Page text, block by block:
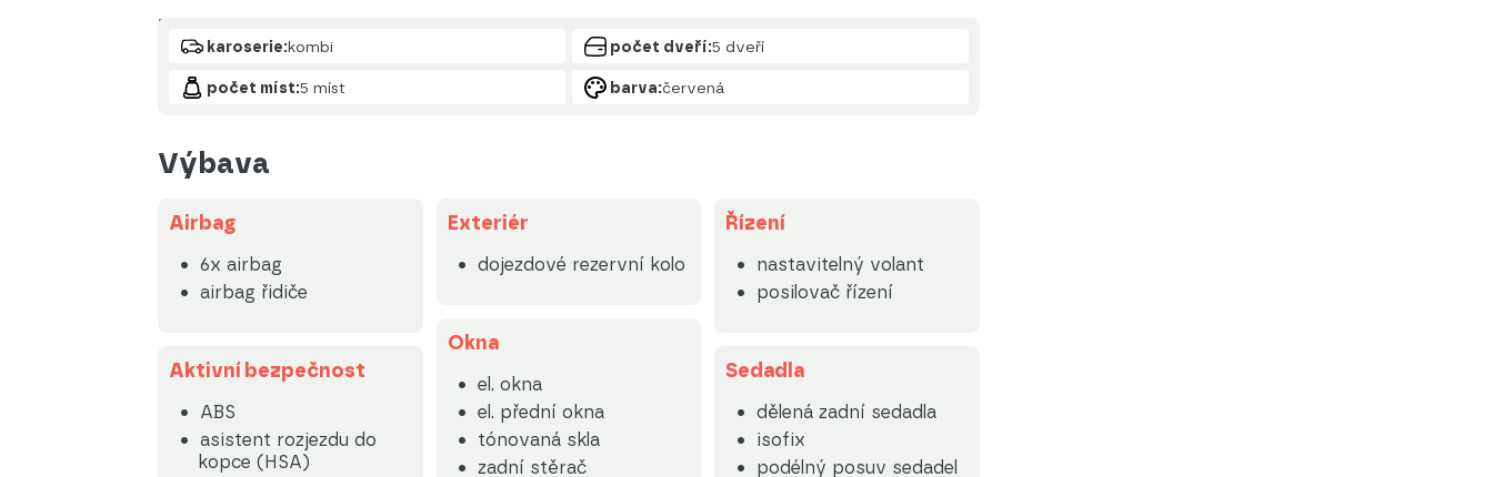
Karoserie
karoserie:kombi počet dveří:5 dveří
počet míst:5 míst barva:červená
Výbava
Airbag
6x airbag
airbag řidiče
Aktivní bezpečnost
ABS
asistent rozjezdu do
kopce (HSA)
Exteriér
dojezdové rezervní kolo
Okna
el. okna
el. přední okna
tónovaná skla
zadní stěrač
Řízení
nastavitelný volant
posilovač řízení
Sedadla
dělená zadní sedadla
isofix
podélný posuv sedadel